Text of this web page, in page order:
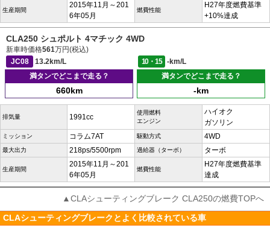
生産期間
2015年11月～201
6年05月
燃費性能
H27年度燃費基準
+10%達成
CLA250 シュポルト 4マチック 4WD
新車時価格561万円(税込)
JC08
13.2km/L 10・15
-km/L
満タンでどこまで走る？
660km
満タンでどこまで走る？
-km
排気量 1991cc
使用燃料
エンジン
ハイオク
ガソリン
ミッション コラム7AT 駆動方式 4WD
最大出力 218ps/5500rpm 過給器（ターボ） ターボ
生産期間
2015年11月～201
6年05月
燃費性能
H27年度燃費基準
達成
▲CLAシューティングブレーク CLA250の燃費TOPへ
CLAシューティングブレークとよく比較されている車